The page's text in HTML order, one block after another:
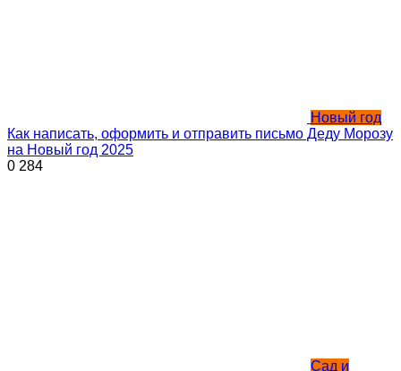
Новый год
Как написать, оформить и отправить письмо Деду Морозу
на Новый год 2025
0 284
Сад и